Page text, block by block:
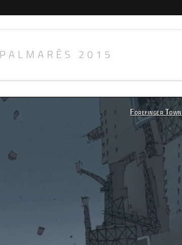
PALMARÈS 2015
Forefinger Town